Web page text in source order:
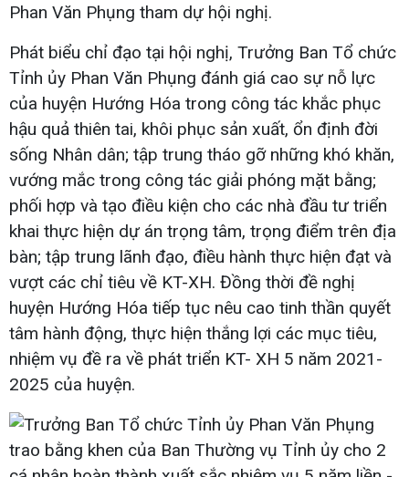
Phan Văn Phụng tham dự hội nghị.
Phát biểu chỉ đạo tại hội nghị, Trưởng Ban Tổ chức
Tỉnh ủy Phan Văn Phụng đánh giá cao sự nỗ lực
của huyện Hướng Hóa trong công tác khắc phục
hậu quả thiên tai, khôi phục sản xuất, ổn định đời
sống Nhân dân; tập trung tháo gỡ những khó khăn,
vướng mắc trong công tác giải phóng mặt bằng;
phối hợp và tạo điều kiện cho các nhà đầu tư triển
khai thực hiện dự án trọng tâm, trọng điểm trên địa
bàn; tập trung lãnh đạo, điều hành thực hiện đạt và
vượt các chỉ tiêu về KT-XH. Đồng thời đề nghị
huyện Hướng Hóa tiếp tục nêu cao tinh thần quyết
tâm hành động, thực hiện thắng lợi các mục tiêu,
nhiệm vụ đề ra về phát triển KT- XH 5 năm 2021-
2025 của huyện.